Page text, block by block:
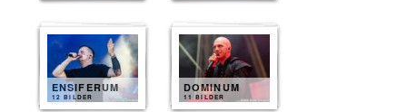
ENSIFERUM
12 BILDER
DOMINUM
11 BILDER